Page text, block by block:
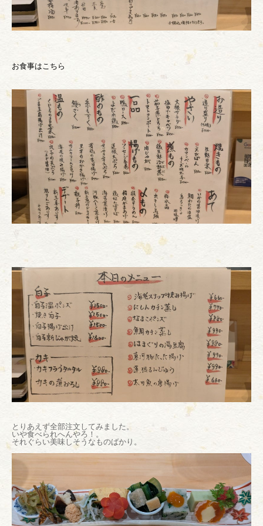
お食事はこちら
とりあえず全部注文してみました。
いや食べられへんやろ！。
それぐらい美味しそうなものばかり。